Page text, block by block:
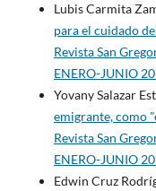
Lubis Carmita
para el cuidado
Revista San
ENERO-JUNIO
Yovany Salazar
emigrante, como
Revista San
ENERO-JUNIO
Edwin Cruz